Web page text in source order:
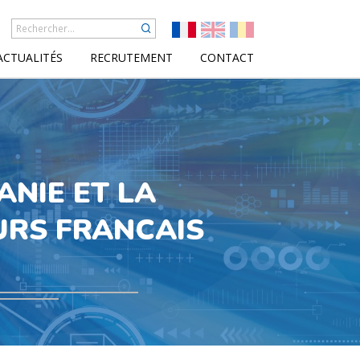
RECRUTEMENT CONTACT
ET LA
FRANCAIS